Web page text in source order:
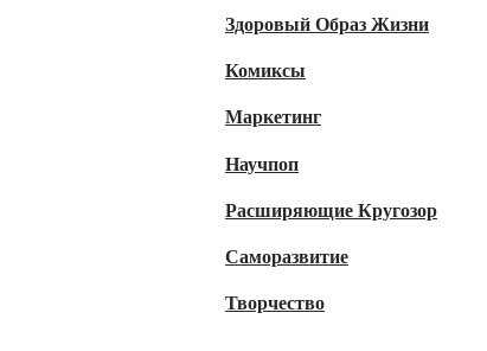
Здоровый Образ Жизни
Комиксы
Маркетинг
Научпоп
Расширяющие Кругозор
Cаморазвитие
Творчество